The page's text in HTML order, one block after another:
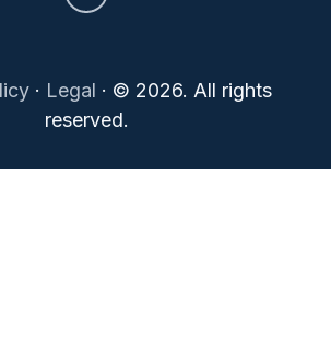
· Legal · © 2026. All rights
reserved.